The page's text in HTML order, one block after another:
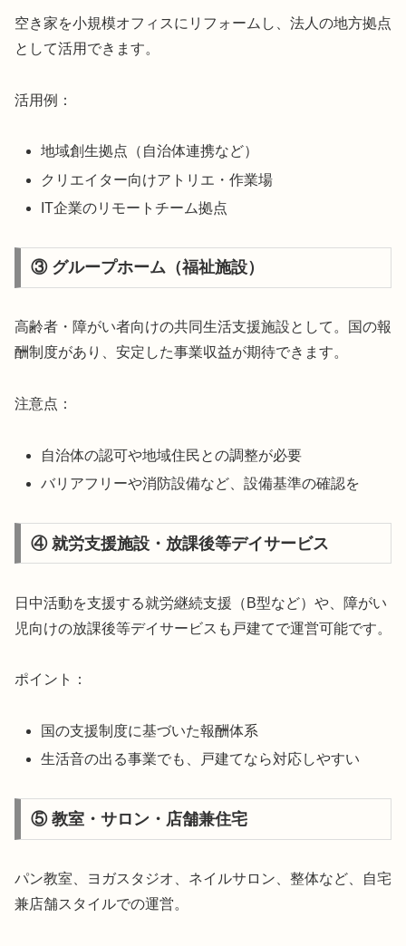
空き家を小規模オフィスにリフォームし、法人の地方拠点
として活用できます。
活用例：
地域創生拠点（自治体連携など）
クリエイター向けアトリエ・作業場
IT企業のリモートチーム拠点
③ グループホーム（福祉施設）
高齢者・障がい者向けの共同生活支援施設として。国の報
酬制度があり、安定した事業収益が期待できます。
注意点：
自治体の認可や地域住民との調整が必要
バリアフリーや消防設備など、設備基準の確認を
④ 就労支援施設・放課後等デイサービス
日中活動を支援する就労継続支援（B型など）や、障がい
児向けの放課後等デイサービスも戸建てで運営可能です。
ポイント：
国の支援制度に基づいた報酬体系
生活音の出る事業でも、戸建てなら対応しやすい
⑤ 教室・サロン・店舗兼住宅
パン教室、ヨガスタジオ、ネイルサロン、整体など、自宅
兼店舗スタイルでの運営。